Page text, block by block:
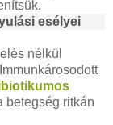
esélyei
nélkül
betegség ritkán